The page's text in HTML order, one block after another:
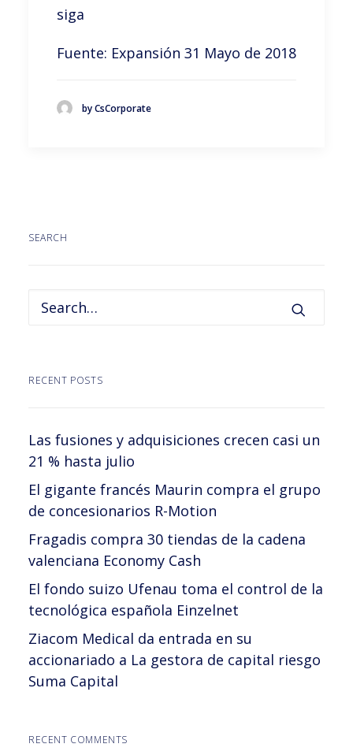
siga
Fuente: Expansión 31 Mayo de 2018
by CsCorporate
SEARCH
RECENT POSTS
Las fusiones y adquisiciones crecen casi un
21 % hasta julio
El gigante francés Maurin compra el grupo
de concesionarios R-Motion
Fragadis compra 30 tiendas de la cadena
valenciana Economy Cash
El fondo suizo Ufenau toma el control de la
tecnológica española Einzelnet
Ziacom Medical da entrada en su
accionariado a La gestora de capital riesgo
Suma Capital
RECENT COMMENTS